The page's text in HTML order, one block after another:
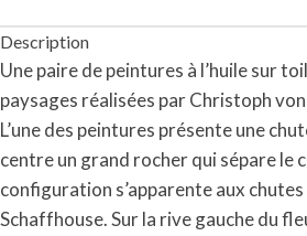
Description
Une paire de peintures à l’huile sur
paysages réalisées par Christoph
L’une des peintures présente une
centre un grand rocher qui sépare le
configuration s’apparente aux chutes
Schaffhouse. Sur la rive gauche du